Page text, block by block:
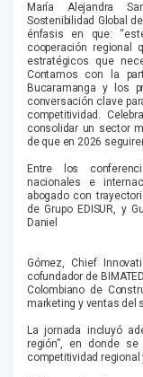
María Alejandra
Sostenibilidad Global
énfasis en que:
cooperación regional
estratégicos que
Contamos con la
Bucaramanga y los
conversación clave
competitividad.
consolidar un sector
de que en 2026
Entre los
nacionales e
abogado con
de Grupo EDISUR, y
Daniel
Gómez, Chief
cofundador de
Colombiano de
marketing y ventas del
La jornada incluyó
región”, en donde
competitividad